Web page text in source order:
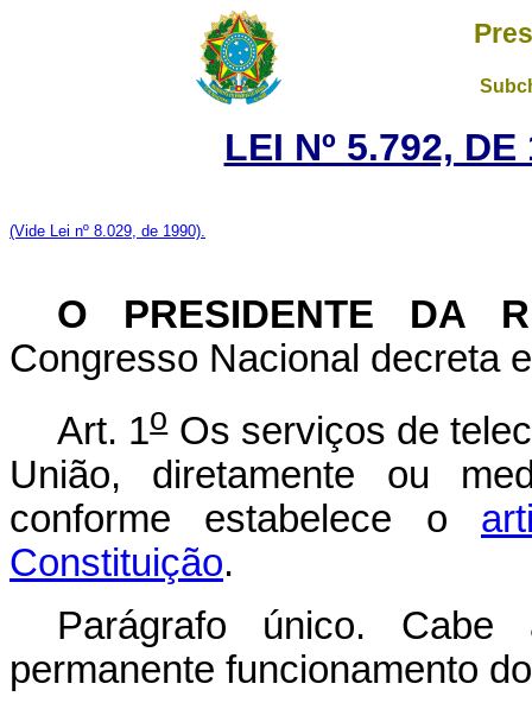
LEI Nº 5.792,
(Vide Lei nº 8.029, de 1990).
O PRESIDENTE DA
Congresso Nacional decreta
Art. 1oOs serviços de
União, diretamente ou
conforme estabelece o
Constituição.
Parágrafo único.
permanente funcionamento